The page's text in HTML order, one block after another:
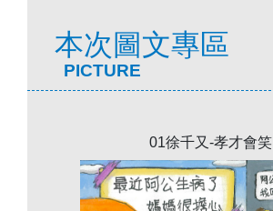
本次圖文專區
PICTURE
01徐千又-孝才會笑